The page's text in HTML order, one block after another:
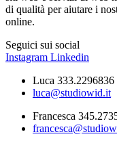
di qualità per aiutare i
online.
Seguici sui social
Instagram Linkedin
Luca 333.2296836
luca@studiowid.it
Francesca